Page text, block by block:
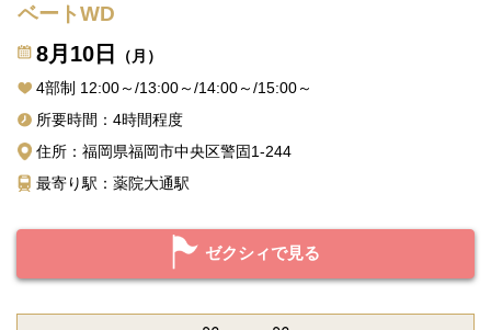
ベートWD
8月10日
（月）
4部制 12:00～/13:00～/14:00～/15:00～
所要時間：4時間程度
住所：福岡県福岡市中央区警固1-244
最寄り駅：薬院大通駅
ゼクシィで見る